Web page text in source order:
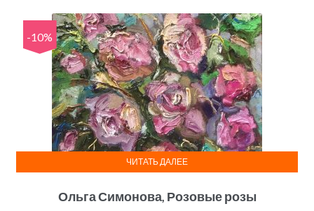
-10%
Ольга Симонова, Розовые розы
ЧИТАТЬ ДАЛЕЕ